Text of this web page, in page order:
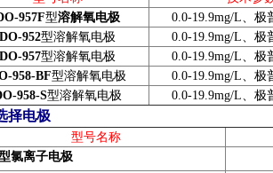
957F型溶解氧电极 0.0-19.9mg/L、极
DO-952型溶解氧电极 0.0-19.9mg/L、极
DO-957型溶解氧电极 0.0-19.9mg/L、极
958-BF型溶解氧电极 0.0-19.9mg/L、极
958-S型溶解氧电极 0.0-19.9mg/L、极
择电极
型号名称
氯离子电极